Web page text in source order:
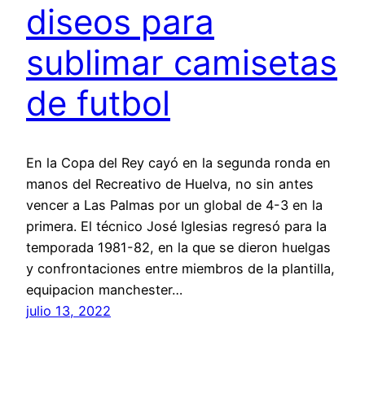
diseos para
sublimar camisetas
de futbol
En la Copa del Rey cayó en la segunda ronda en
manos del Recreativo de Huelva, no sin antes
vencer a Las Palmas por un global de 4-3 en la
primera. El técnico José Iglesias regresó para la
temporada 1981-82, en la que se dieron huelgas
y confrontaciones entre miembros de la plantilla,
equipacion manchester…
julio 13, 2022